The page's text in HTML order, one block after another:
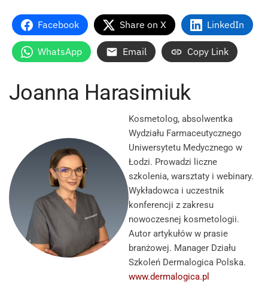
Facebook Share on X LinkedIn
WhatsApp Email Copy Link
Joanna Harasimiuk
Kosmetolog, absolwentka
Wydziału Farmaceutycznego
Uniwersytetu Medycznego w
Łodzi. Prowadzi liczne
szkolenia, warsztaty i webinary.
Wykładowca i uczestnik
konferencji z zakresu
nowoczesnej kosmetologii.
Autor artykułów w prasie
branżowej. Manager Działu
Szkoleń Dermalogica Polska.
www.dermalogica.pl